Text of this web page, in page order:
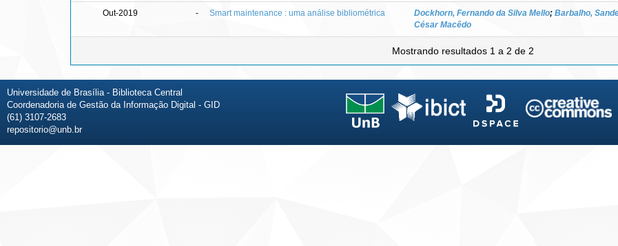
Out-2019 - Smart maintenance : uma análise bibliométrica Dockhorn, Fernando da Silva Mello; Barbalho,
César Macêdo
Mostrando resultados 1 a 2 de 2
Universidade de Brasília - Biblioteca Central
Coordenadoria de Gestão da Informação Digital - GID
(61) 3107-2683
repositorio@unb.br